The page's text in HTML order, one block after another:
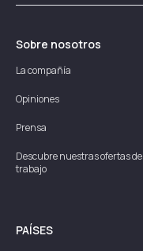
Sobre nosotros
La compañía
Opiniones
Prensa
Descubre nuestras ofertas de
trabajo
PAÍSES